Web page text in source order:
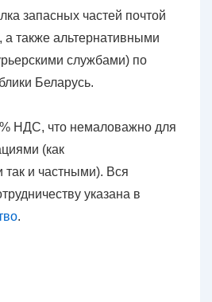
запасных частей почтой
также альтернативными
службами) по
Беларусь.
НДС, что немаловажно для
(как
так и частными). Вся
указана в
.